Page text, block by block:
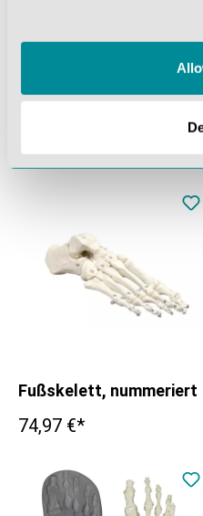
79,73 €*
Fußskelett, nummeriert
74,97 €*